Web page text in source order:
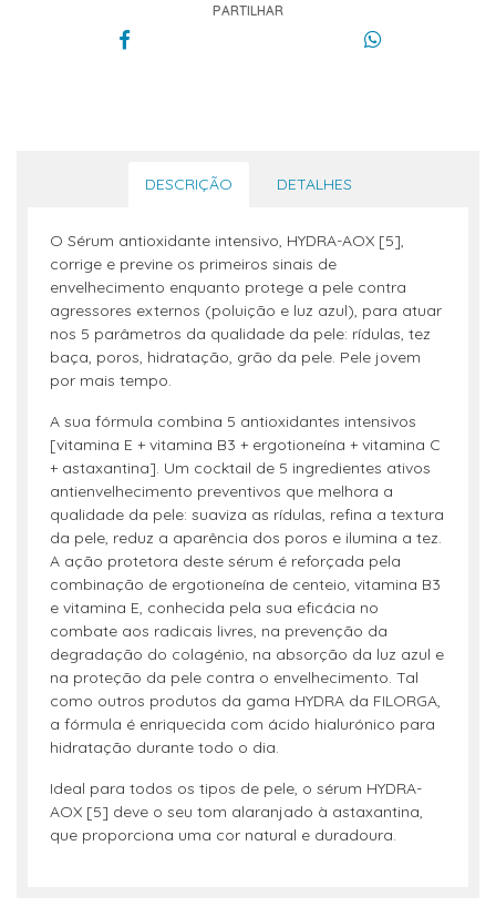
PARTILHAR
DESCRIÇÃO DETALHES
O Sérum antioxidante intensivo, HYDRA-AOX [5],
corrige e previne os primeiros sinais de
envelhecimento enquanto protege a pele contra
agressores externos (poluição e luz azul), para atuar
nos 5 parâmetros da qualidade da pele: rídulas, tez
baça, poros, hidratação, grão da pele. Pele jovem
por mais tempo.
A sua fórmula combina 5 antioxidantes intensivos
[vitamina E + vitamina B3 + ergotioneína + vitamina C
+ astaxantina]. Um cocktail de 5 ingredientes ativos
antienvelhecimento preventivos que melhora a
qualidade da pele: suaviza as rídulas, refina a textura
da pele, reduz a aparência dos poros e ilumina a tez.
A ação protetora deste sérum é reforçada pela
combinação de ergotioneína de centeio, vitamina B3
e vitamina E, conhecida pela sua eficácia no
combate aos radicais livres, na prevenção da
degradação do colagénio, na absorção da luz azul e
na proteção da pele contra o envelhecimento. Tal
como outros produtos da gama HYDRA da FILORGA,
a fórmula é enriquecida com ácido hialurónico para
hidratação durante todo o dia.
Ideal para todos os tipos de pele, o sérum HYDRA-
AOX [5] deve o seu tom alaranjado à astaxantina,
que proporciona uma cor natural e duradoura.